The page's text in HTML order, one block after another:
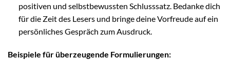
positiven und selbstbewussten Schlusssatz. Bedanke dich
für die Zeit des Lesers und bringe deine Vorfreude auf ein
persönliches Gespräch zum Ausdruck.
Beispiele für überzeugende Formulierungen: